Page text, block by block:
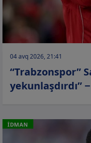
04 avq 2026, 21:41
“Trabzonspor”
yekunlaşdırdı” −
İDMAN